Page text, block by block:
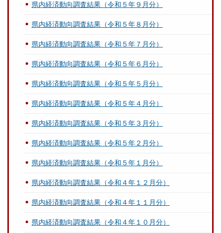
県内経済動向調査結果（令和５年９月分）
県内経済動向調査結果（令和５年８月分）
県内経済動向調査結果（令和５年７月分）
県内経済動向調査結果（令和５年６月分）
県内経済動向調査結果（令和５年５月分）
県内経済動向調査結果（令和５年４月分）
県内経済動向調査結果（令和５年３月分）
県内経済動向調査結果（令和５年２月分）
県内経済動向調査結果（令和５年１月分）
県内経済動向調査結果（令和４年１２月分）
県内経済動向調査結果（令和４年１１月分）
県内経済動向調査結果（令和４年１０月分）